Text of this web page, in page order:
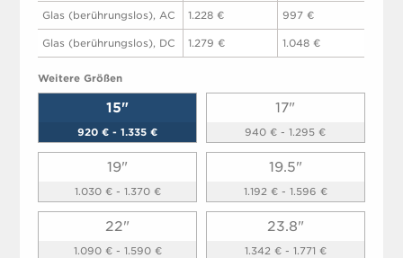
Glas (berührungslos), AC 1.228 € 997 €
Glas (berührungslos), DC 1.279 € 1.048 €
Weitere Größen
15"
920 € - 1.335 €
17"
940 € - 1.295 €
19"
1.030 € - 1.370 €
19.5"
1.192 € - 1.596 €
22"
1.090 € - 1.590 €
23.8"
1.342 € - 1.771 €